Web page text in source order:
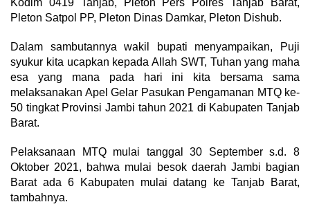
Kodim 0419 Tanjab, Pleton Pers Polres Tanjab Barat,
Pleton Satpol PP, Pleton Dinas Damkar, Pleton Dishub.
Dalam sambutannya wakil bupati menyampaikan, Puji
syukur kita ucapkan kepada Allah SWT, Tuhan yang maha
esa yang mana pada hari ini kita bersama sama
melaksanakan Apel Gelar Pasukan Pengamanan MTQ ke-
50 tingkat Provinsi Jambi tahun 2021 di Kabupaten Tanjab
Barat.
Pelaksanaan MTQ mulai tanggal 30 September s.d. 8
Oktober 2021, bahwa mulai besok daerah Jambi bagian
Barat ada 6 Kabupaten mulai datang ke Tanjab Barat,
tambahnya.